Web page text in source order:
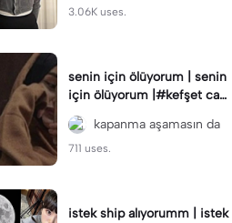
3.06K uses.
senin için ölüyorum | senin
için ölüyorum |#kefşet cap
cut benin öne çıkar kefşet k
efşet 🥲kapanma aşamasın da
711 uses.
istek ship alıyorumm | istek